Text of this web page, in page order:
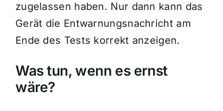
zugelassen haben. Nur dann kann das
Gerät die Entwarnungsnachricht am
Ende des Tests korrekt anzeigen.
Was tun, wenn es ernst
wäre?